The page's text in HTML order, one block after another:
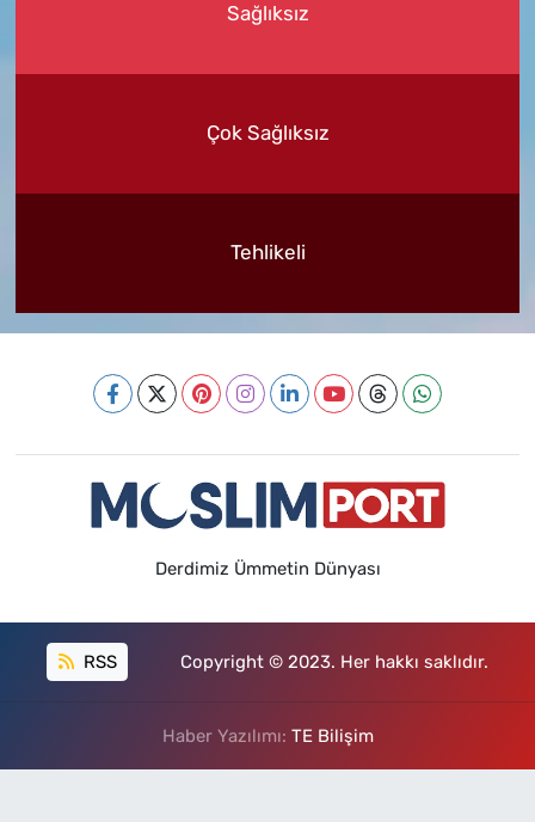
Sağlıksız
Çok Sağlıksız
Tehlikeli
Derdimiz Ümmetin Dünyası
RSS Copyright © 2023. Her hakkı saklıdır.
Haber Yazılımı: TE Bilişim